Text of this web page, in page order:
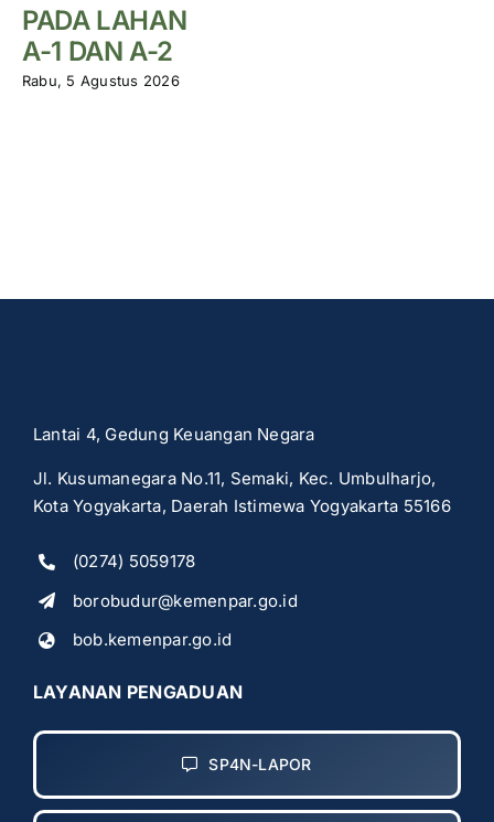
PADA LAHAN
A-1 DAN A-2
Rabu, 5 Agustus 2026
Lantai 4, Gedung Keuangan Negara
Jl. Kusumanegara No.11, Semaki, Kec. Umbulharjo,
Kota Yogyakarta, Daerah Istimewa Yogyakarta 55166
(0274) 5059178
borobudur@kemenpar.go.id
bob.kemenpar.go.id
LAYANAN PENGADUAN
SP4N-LAPOR